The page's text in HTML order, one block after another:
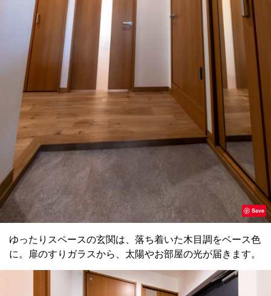
Save
ゆったりスペースの玄関は、落ち着いた木目調をベース色
に。扉のすりガラスから、太陽やお部屋の光が届きます。